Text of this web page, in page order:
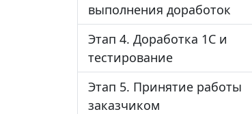
выполнения доработок
Этап 4. Доработка 1С и
тестирование
Этап 5. Принятие работы
заказчиком